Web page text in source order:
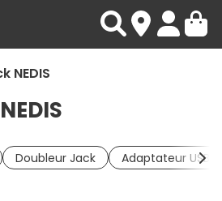
NEDIS
Doubleur Jack Adaptateur USB-